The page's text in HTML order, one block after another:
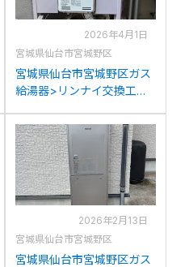
2026年4月1日
宮城県仙台市宮城野区
宮城県仙台市宮城野区ガス
給湯器>リンナイ交換工事
VS2000SAW-1からリンナ
イRUF-SA2005SAW(A)へ
の交換
2026年2月13日
宮城県仙台市宮城野区
宮城県仙台市宮城野区ガス